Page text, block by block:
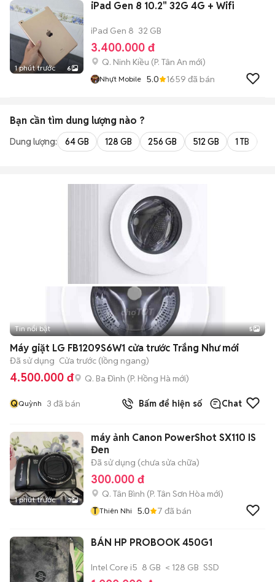
1 phút trước 6
iPad Gen 8 10.2" 32G 4G + Wifi
iPad Gen 8 32 GB
3.400.000 đ
Q. Ninh Kiều (P. Tân An mới)
Nhựt Mobile 5.0 1659 đã bán
Bạn cần tìm dung lượng nào ?
Dung lượng: 64 GB 128 GB 256 GB 512 GB 1 TB
Tin nổi bật 5
Máy giặt LG FB1209S6W1 cửa trước Trắng Như mới
Đã sử dụng Cửa trước (lồng ngang)
4.500.000 đ Q. Ba Đình (P. Hồng Hà mới)
QQuỳnh 3 đã bán Bấm để hiện số Chat
1 phút trước 3
máy ảnh Canon PowerShot SX110 IS
Đen
Đã sử dụng (chưa sửa chữa)
300.000 đ
Q. Tân Bình (P. Tân Sơn Hòa mới)
T Thiên Nhi 5.0 7 đã bán
BÁN HP PROBOOK 450G1
Intel Core i5 8 GB < 128 GB SSD